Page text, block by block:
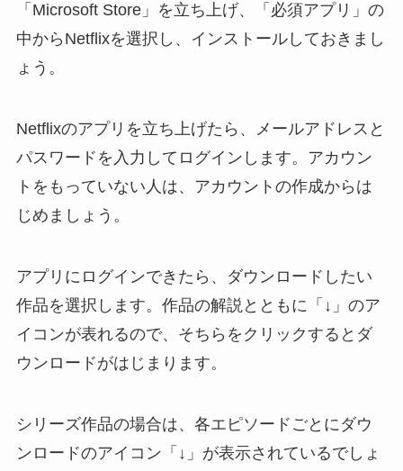
「Microsoft Store」を立ち上げ、「必須アプリ」の
中からNetflixを選択し、インストールしておきまし
ょう。
Netflixのアプリを立ち上げたら、メールアドレスと
パスワードを入力してログインします。アカウン
トをもっていない人は、アカウントの作成からは
じめましょう。
アプリにログインできたら、ダウンロードしたい
作品を選択します。作品の解説とともに「↓」のア
イコンが表れるので、そちらをクリックするとダ
ウンロードがはじまります。
シリーズ作品の場合は、各エピソードごとにダウ
ンロードのアイコン「↓」が表示されているでしょ